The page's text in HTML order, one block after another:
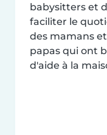
babysitters et
faciliter le
des mamans
papas qui ont
d'aide à la